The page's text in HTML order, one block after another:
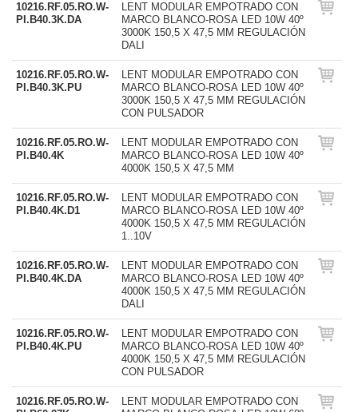
10216.RF.05.RO.W-
PI.B40.3K.DA
LENT MODULAR EMPOTRADO CON
MARCO BLANCO-ROSA LED 10W 40º
3000K 150,5 X 47,5 MM REGULACIÓN
DALI
10216.RF.05.RO.W-
PI.B40.3K.PU
LENT MODULAR EMPOTRADO CON
MARCO BLANCO-ROSA LED 10W 40º
3000K 150,5 X 47,5 MM REGULACIÓN
CON PULSADOR
10216.RF.05.RO.W-
PI.B40.4K
LENT MODULAR EMPOTRADO CON
MARCO BLANCO-ROSA LED 10W 40º
4000K 150,5 X 47,5 MM
10216.RF.05.RO.W-
PI.B40.4K.D1
LENT MODULAR EMPOTRADO CON
MARCO BLANCO-ROSA LED 10W 40º
4000K 150,5 X 47,5 MM REGULACIÓN
1..10V
10216.RF.05.RO.W-
PI.B40.4K.DA
LENT MODULAR EMPOTRADO CON
MARCO BLANCO-ROSA LED 10W 40º
4000K 150,5 X 47,5 MM REGULACIÓN
DALI
10216.RF.05.RO.W-
PI.B40.4K.PU
LENT MODULAR EMPOTRADO CON
MARCO BLANCO-ROSA LED 10W 40º
4000K 150,5 X 47,5 MM REGULACIÓN
CON PULSADOR
10216.RF.05.RO.W-
LENT MODULAR EMPOTRADO CON